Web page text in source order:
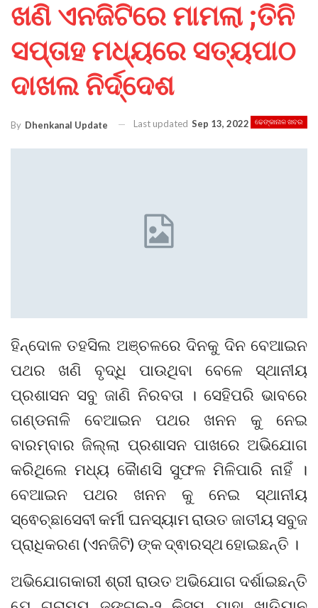
ଖଣି ଏନଜିଟିରେ ମାମଲା ;ତିନି
ସପ୍ତାହ ମଧ୍ୟରେ ସତ୍ୟପାଠ
ଦାଖଲ ନିର୍ଦ୍ଦେଶ
ଢେଙ୍କାନାଳ ଖବର
By Dhenkanal Update Last updated Sep 13, 2022
ହିନ୍ଦୋଳ ତହସିଲ ଅଞ୍ଚଳରେ ଦିନକୁ ଦିନ ବେଆଇନ
ପଥର ଖଣି ବୃଦ୍ଧି ପାଉଥିବା ବେଳେ ସ୍ଥାନୀୟ
ପ୍ରଶାସନ ସବୁ ଜାଣି ନିରବତା । ସେହିପରି ଭାବରେ
ଗଣ୍ଡନାଳି ବେଆଇନ ପଥର ଖନନ କୁ ନେଇ
ବାରମ୍ବାର ଜିଲ୍ଲା ପ୍ରଶାସନ ପାଖରେ ଅଭିଯୋଗ
କରିଥିଲେ ମଧ୍ୟ କୈାଣସି ସୁଫଳ ମିଳିପାରି ନାହିଁ ।
ବେଆଇନ ପଥର ଖନନ କୁ ନେଇ ସ୍ଥାନୀୟ
ସ୍ଵେଚ୍ଛାସେବୀ କର୍ମୀ ଘନସ୍ୟାମ ରାଉତ ଜାତୀୟ ସବୁଜ
ପ୍ରାଧିକରଣ (ଏନଜିଟି) ଙ୍କ ଦ୍ଵାରସ୍ଥ ହୋଇଛନ୍ତି ।
ଅଭିଯୋଗକାରୀ ଶ୍ରୀ ରାଉତ ଅଭିଯୋଗ ଦର୍ଶାଇଛନ୍ତି